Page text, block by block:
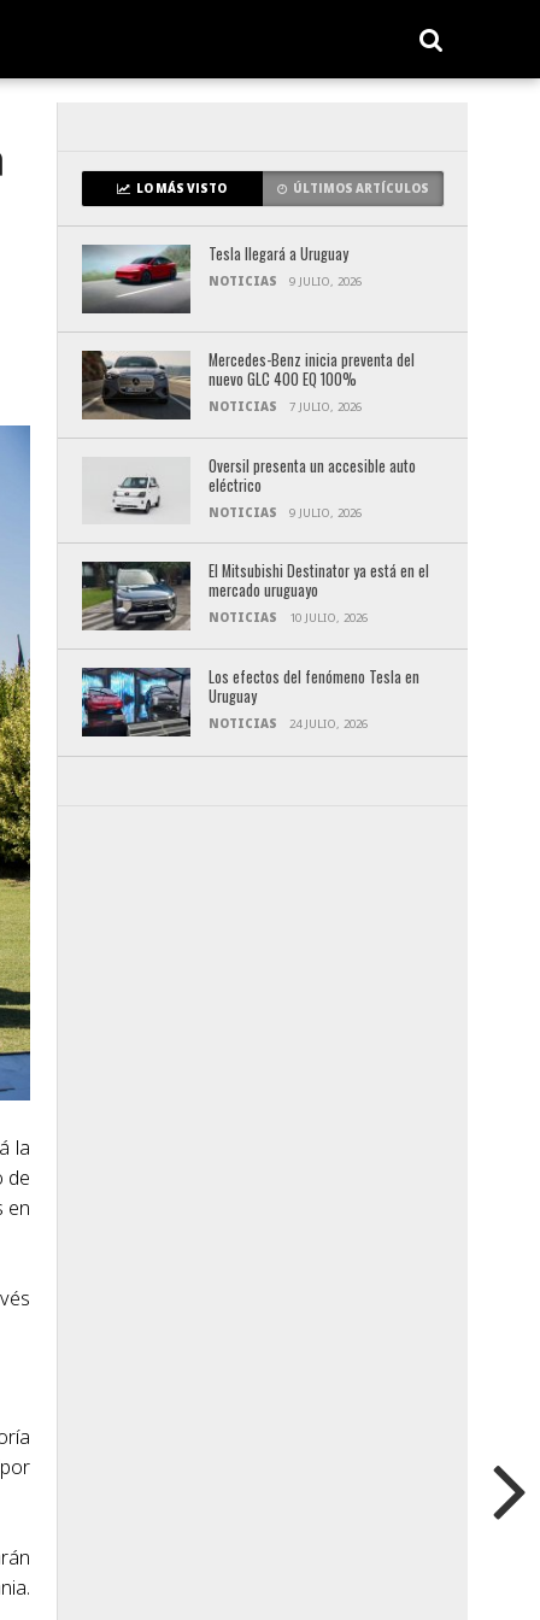
la
de
en
LO MÁS VISTO ÚLTIMOS ARTÍCULOS
Tesla llegará a Uruguay
NOTICIAS 9 JULIO, 2026
Mercedes-Benz inicia preventa del
nuevo GLC 400 EQ 100%
NOTICIAS 7 JULIO, 2026
Oversil presenta un accesible auto
eléctrico
NOTICIAS 9 JULIO, 2026
El Mitsubishi Destinator ya está en el
mercado uruguayo
NOTICIAS 10 JULIO, 2026
Los efectos del fenómeno Tesla en
Uruguay
NOTICIAS 24 JULIO, 2026